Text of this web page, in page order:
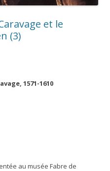
et le
(3)
1571-1610
au musée Fabre de